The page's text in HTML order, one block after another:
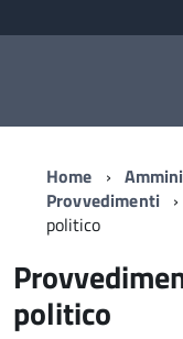
Home
Provvedimenti
politico
politico